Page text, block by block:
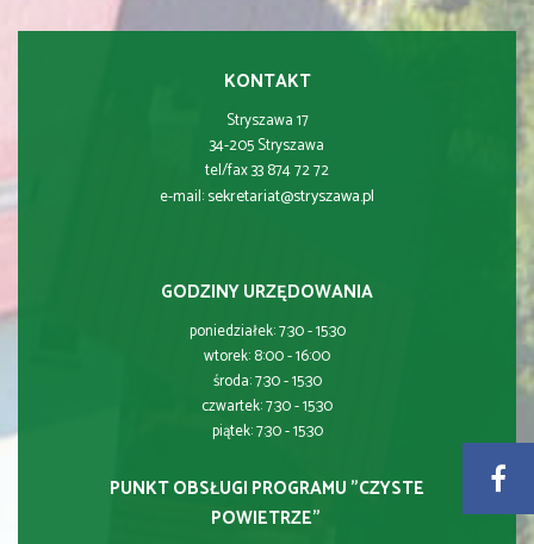
KONTAKT
Stryszawa 17
34-205 Stryszawa
tel/fax 33 874 72 72
e-mail:sekretariat@stryszawa.pl
GODZINY URZĘDOWANIA
poniedziałek: 7:30 - 15:30
wtorek: 8:00 - 16:00
środa: 7:30 - 15:30
czwartek: 7:30 - 15:30
piątek: 7:30 - 15:30
PUNKT OBSŁUGI PROGRAMU "CZYSTE
POWIETRZE"